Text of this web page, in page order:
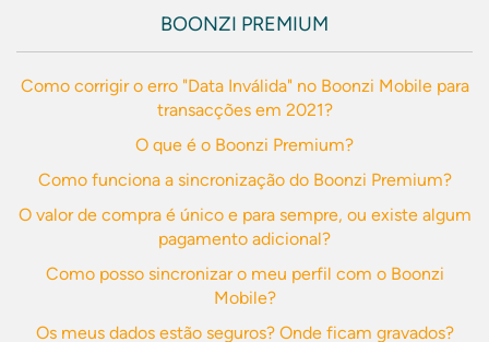
BOONZI PREMIUM
Como corrigir o erro "Data Inválida" no Boonzi Mobile para
transacções em 2021?
O que é o Boonzi Premium?
Como funciona a sincronização do Boonzi Premium?
O valor de compra é único e para sempre, ou existe algum
pagamento adicional?
Como posso sincronizar o meu perfil com o Boonzi
Mobile?
Os meus dados estão seguros? Onde ficam gravados?